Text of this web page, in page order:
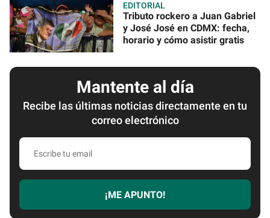
EDITORIAL
Tributo rockero a Juan Gabriel
y José José en CDMX: fecha,
horario y cómo asistir gratis
Mantente al día
Recibe las últimas noticias directamente en tu
correo electrónico
Escribe
email
¡ME APUNTO!